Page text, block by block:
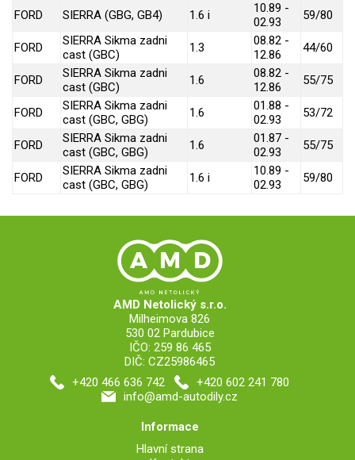
FORD SIERRA (GBG, GB4) 1.6 i
10.89 -
02.93
59/80
FORD
SIERRA Sikma zadni
cast (GBC)
1.3
08.82 -
12.86
44/60
FORD
SIERRA Sikma zadni
cast (GBC)
1.6
08.82 -
12.86
55/75
FORD
SIERRA Sikma zadni
cast (GBC, GBG)
1.6
01.88 -
02.93
53/72
FORD
SIERRA Sikma zadni
cast (GBC, GBG)
1.6
01.87 -
02.93
55/75
FORD
SIERRA Sikma zadni
cast (GBC, GBG)
1.6 i
10.89 -
02.93
59/80
AMD Netolický s.r.o.
Milheimova 826
530 02 Pardubice
IČO: 259 86 465
DIČ: CZ25986465
+420 466 636 742
+420 602 241 780
info@amd-autodily.cz
Informace
Hlavní strana